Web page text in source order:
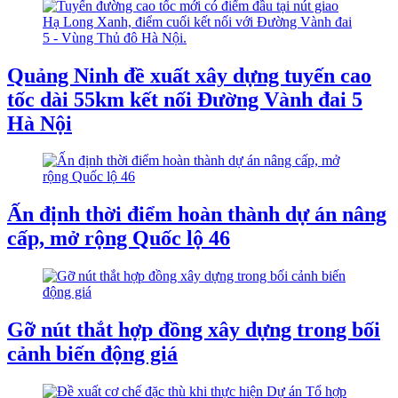
Quảng Ninh đề xuất xây dựng tuyến cao
tốc dài 55km kết nối Đường Vành đai 5
Hà Nội
Ấn định thời điểm hoàn thành dự án nâng
cấp, mở rộng Quốc lộ 46
Gỡ nút thắt hợp đồng xây dựng trong bối
cảnh biến động giá